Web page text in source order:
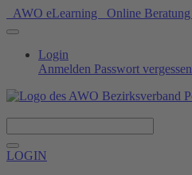
AWO eLearning Online Beratung
Login
Anmelden Passwort vergessen
LOGIN